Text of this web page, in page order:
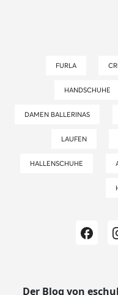
FURLA
HANDSCHUHE
DAMEN BALLERINAS
LAUFEN
HALLENSCHUHE
Der Blog von